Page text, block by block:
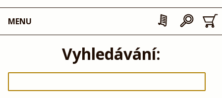
MENU
Vyhledávání: